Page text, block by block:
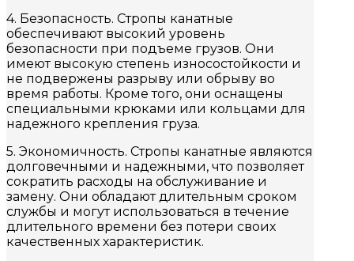
4. Безопасность. Стропы канатные
обеспечивают высокий уровень
безопасности при подъеме грузов. Они
имеют высокую степень износостойкости и
не подвержены разрыву или обрыву во
время работы. Кроме того, они оснащены
специальными крюками или кольцами для
надежного крепления груза.
5. Экономичность. Стропы канатные являются
долговечными и надежными, что позволяет
сократить расходы на обслуживание и
замену. Они обладают длительным сроком
службы и могут использоваться в течение
длительного времени без потери своих
качественных характеристик.